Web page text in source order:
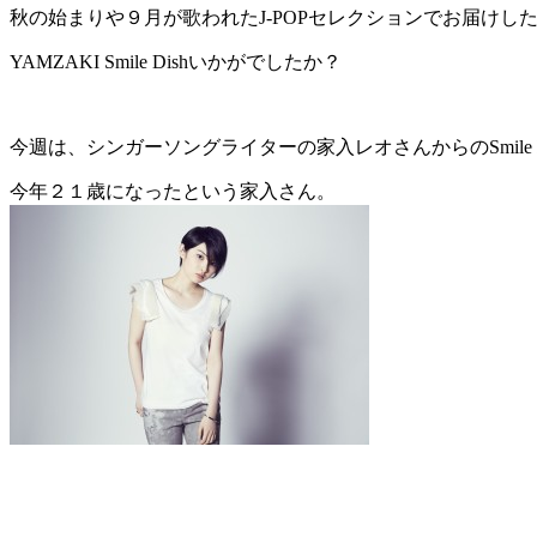
秋の始まりや９月が歌われたJ-POPセレクションでお届けした
YAMZAKI Smile Dishいかがでしたか？
今週は、シンガーソングライターの家入レオさんからのSmile
今年２１歳になったという家入さん。